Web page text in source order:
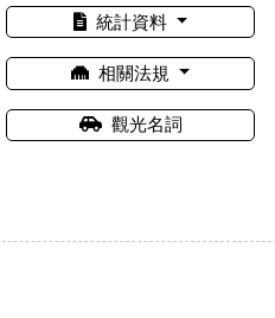
統計資料
相關法規
觀光名詞